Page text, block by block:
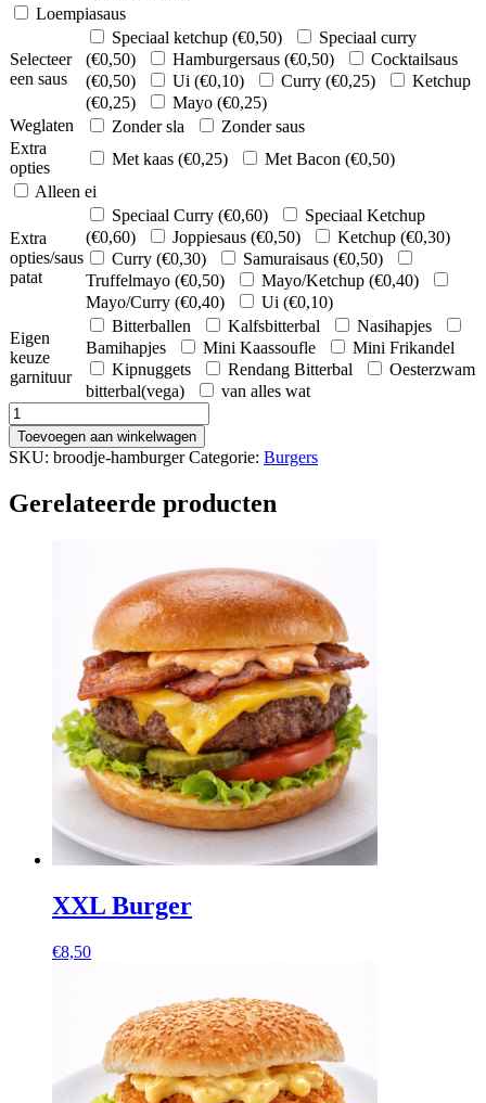
Loempiasaus
Selecteer
een saus
Speciaal ketchup (€0,50)
Speciaal curry
(€0,50) Hamburgersaus (€0,50)
Cocktailsaus
(€0,50) Ui (€0,10) Curry (€0,25)
Ketchup
(€0,25) Mayo (€0,25)
Weglaten
Zonder sla
Zonder saus
Extra
opties
Met kaas (€0,25) Met Bacon (€0,50)
Alleen ei
Extra
opties/saus
patat
Speciaal Curry (€0,60)
Speciaal Ketchup
(€0,60) Joppiesaus (€0,50) Ketchup (€0,30)
Curry (€0,30) Samuraisaus (€0,50)
Truffelmayo (€0,50) Mayo/Ketchup (€0,40)
Mayo/Curry (€0,40) Ui (€0,10)
Eigen
keuze
garnituur
Bitterballen Kalfsbitterbal
Nasihapjes
Bamihapjes
Mini Kaassoufle
Mini Frikandel
Kipnuggets
Rendang Bitterbal
Oesterzwam
bitterbal(vega)
van alles wat
Broodje
Hamburger
aantal
Toevoegen aan winkelwagen
SKU: broodje-hamburger Categorie: Burgers
Gerelateerde producten
XXL Burger
€8,50